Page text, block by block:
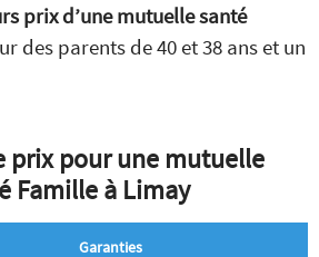
prix d’une mutuelle santé
des parents de 40 et 38 ans et un
prix pour une mutuelle
Famille à Limay
Garanties